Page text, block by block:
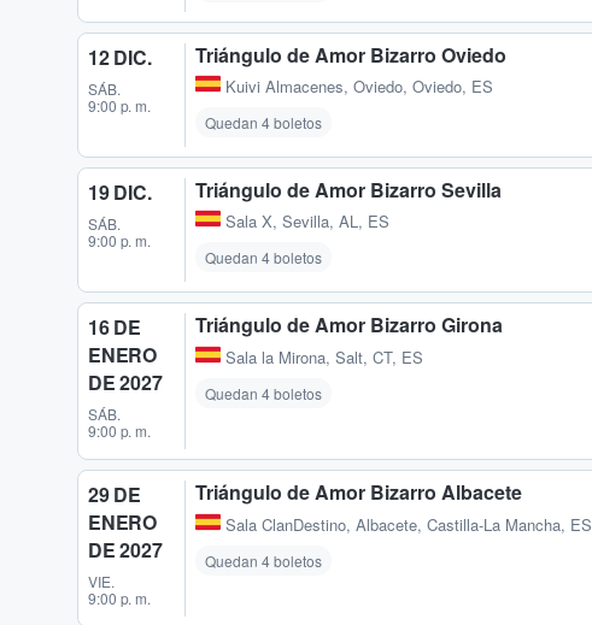
12 DIC.
SÁB.
9:00 p. m.
Triángulo de Amor Bizarro Oviedo
Kuivi Almacenes, Oviedo, Oviedo, ES
Quedan 4 boletos
19 DIC.
SÁB.
9:00 p. m.
Triángulo de Amor Bizarro Sevilla
Sala X, Sevilla, AL, ES
Quedan 4 boletos
16 DE
ENERO
DE 2027
SÁB.
9:00 p. m.
Triángulo de Amor Bizarro Girona
Sala la Mirona, Salt, CT, ES
Quedan 4 boletos
29 DE
ENERO
DE 2027
VIE.
9:00 p. m.
Triángulo de Amor Bizarro Albacete
Sala ClanDestino, Albacete, Castilla-La Mancha, ES
Quedan 4 boletos